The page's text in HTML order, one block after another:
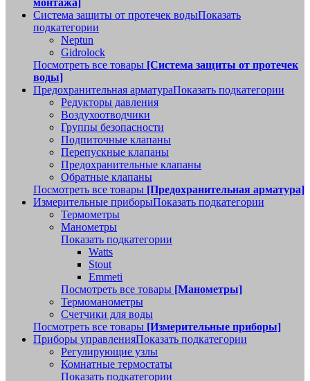
монтажа]
Система защиты от протечек водыПоказать
подкатегории
Neptun
Gidrolock
Посмотреть все товары [Система защиты от протечек
воды]
Предохранительная арматураПоказать подкатегории
Редукторы давления
Воздухоотводчики
Группы безопасности
Подпиточные клапаны
Перепускные клапаны
Предохранительные клапаны
Обратные клапаны
Посмотреть все товары [Предохранительная арматура]
Измерительные приборыПоказать подкатегории
Термометры
Манометры
Показать подкатегории
Watts
Stout
Emmeti
Посмотреть все товары [Манометры]
Термоманометры
Счетчики для воды
Посмотреть все товары [Измерительные приборы]
Приборы управленияПоказать подкатегории
Регулирующие узлы
Комнатные термостаты
Показать подкатегории